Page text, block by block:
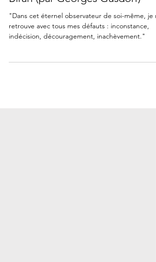
Amiel, Lecteur de Maine De
Biran (par Georges Gusdorf)
"Dans cet éternel observateur de soi-même, je